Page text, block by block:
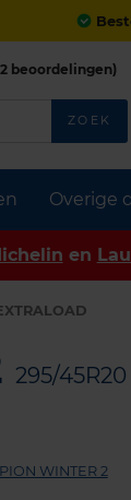
Overige
beoordelingen)
ZOEK
en
295/45R20
WINTER 2